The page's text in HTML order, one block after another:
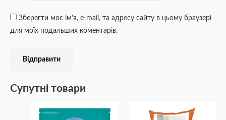
Зберегти моє ім'я, e-mail, та адресу сайту в цьому браузері
для моїх подальших коментарів.
Супутні товари